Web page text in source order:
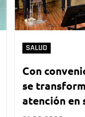
SALUD
Con
se
atención en